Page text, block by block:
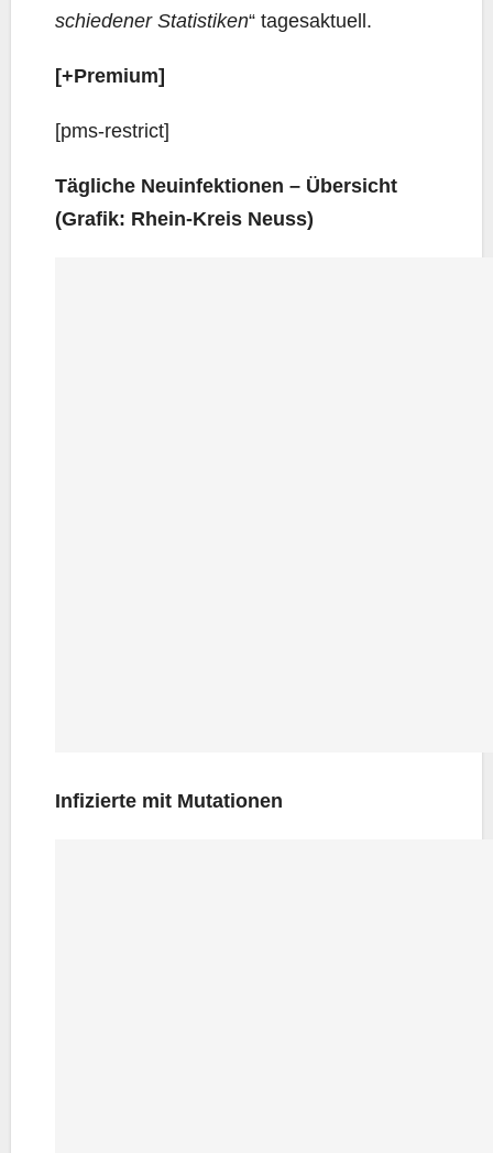
schie­de­ner Sta­tis­ti­ken“ tages­ak­tu­ell.
[+Pre­mi­um]
[pms-rest­rict]
Täg­li­che Neu­in­fek­tio­nen – Über­sicht
(Gra­fik: Rhein-Kreis Neuss)
Infi­zier­te mit Mutationen